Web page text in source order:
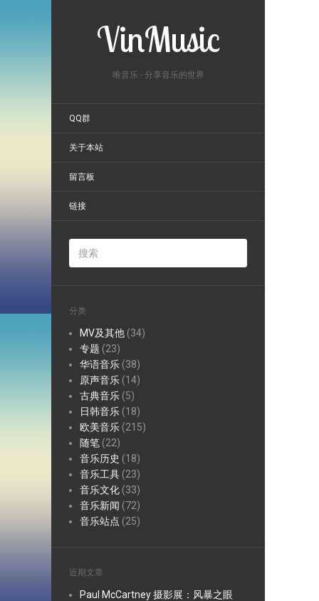
VinMusic
唯音乐 - 分享音乐的世界
QQ群
关于本站
留言板
链接
分类
MV及其他 (34)
专题 (23)
华语音乐 (38)
原声音乐 (14)
古典音乐 (5)
日韩音乐 (18)
欧美音乐 (215)
随笔 (22)
音乐历史 (18)
音乐工具 (23)
音乐文化 (33)
音乐新闻 (72)
音乐站点 (25)
近期文章
Paul McCartney 摄影展：风暴之眼